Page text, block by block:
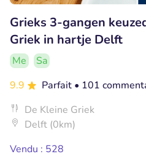
Grieks 3-gangen
Griek in hartje Delft
Me
Sa
9.9
Parfait • 101
De Kleine Griek
Delft (0km)
Vendu : 528